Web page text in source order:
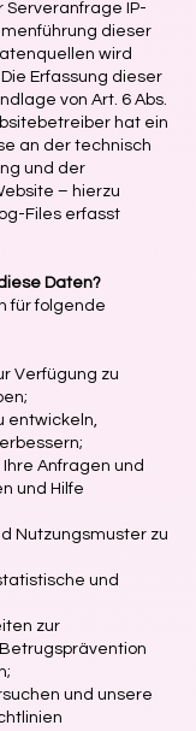
Serveranfrage IP-
dieser
wird
Erfassung dieser
von Art. 6 Abs.
hat ein
an der technisch
und der
– hierzu
Files erfasst
Daten?
für folgende
Verfügung zu
entwickeln,
Anfragen und
und Hilfe
Nutzungsmuster zu
und
zur
und unsere